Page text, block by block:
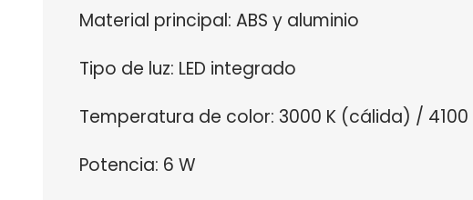
Material principal: ABS y aluminio
Tipo de luz: LED integrado
Temperatura de color: 3000 K (cálida) /
Potencia: 6 W